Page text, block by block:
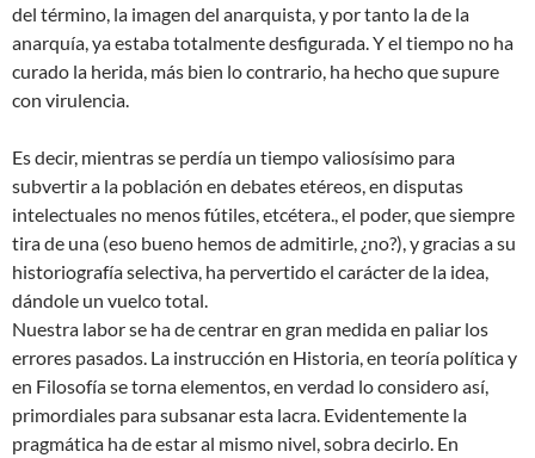
del término, la imagen del anarquista, y por tanto la de la
anarquía, ya estaba totalmente desfigurada. Y el tiempo no ha
curado la herida, más bien lo contrario, ha hecho que supure
con virulencia.
Es decir, mientras se perdía un tiempo valiosísimo para
subvertir a la población en debates etéreos, en disputas
intelectuales no menos fútiles, etcétera., el poder, que siempre
tira de una (eso bueno hemos de admitirle, ¿no?), y gracias a su
historiografía selectiva, ha pervertido el carácter de la idea,
dándole un vuelco total.
Nuestra labor se ha de centrar en gran medida en paliar los
errores pasados. La instrucción en Historia, en teoría política y
en Filosofía se torna elementos, en verdad lo considero así,
primordiales para subsanar esta lacra. Evidentemente la
pragmática ha de estar al mismo nivel, sobra decirlo. En